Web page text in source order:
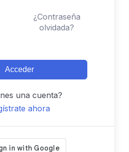
¿Contraseña
olvidada?
Acceder
una cuenta?
ahora